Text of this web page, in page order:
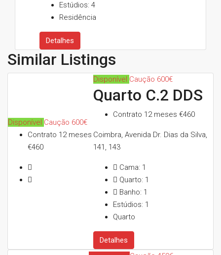
Estúdios: 4
Residência
Detalhes
Similar Listings
Disponível Caução 600€
Contrato 12 meses
€460
Disponível Caução 600€
Quarto C.2 DDS
Contrato 12 meses €460
Coimbra, Avenida Dr. Dias da Silva,
141, 143
Cama: 1
Quarto: 1
Banho: 1
Estúdios: 1
Quarto
Detalhes